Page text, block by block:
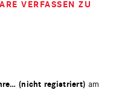
VERFASSEN ZU
(nicht registriert) am